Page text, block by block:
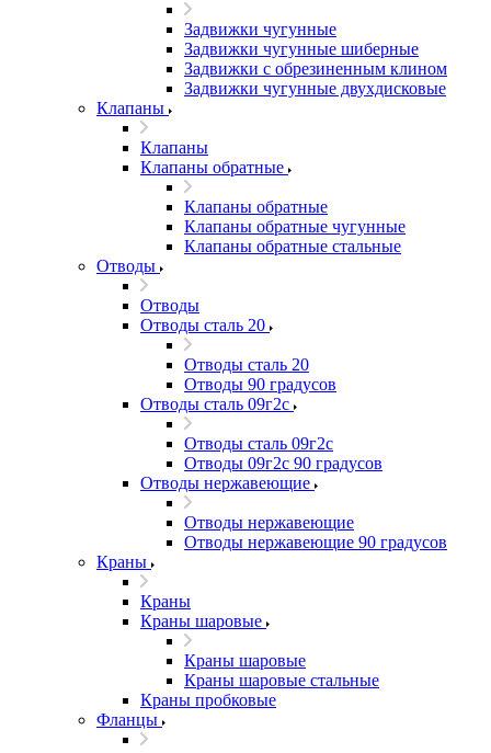
Задвижки чугунные
Задвижки чугунные шиберные
Задвижки с обрезиненным клином
Задвижки чугунные двухдисковые
Клапаны
Клапаны
Клапаны обратные
Клапаны обратные
Клапаны обратные чугунные
Клапаны обратные стальные
Отводы
Отводы
Отводы сталь 20
Отводы сталь 20
Отводы 90 градусов
Отводы сталь 09г2с
Отводы сталь 09г2с
Отводы 09г2с 90 градусов
Отводы нержавеющие
Отводы нержавеющие
Отводы нержавеющие 90 градусов
Краны
Краны
Краны шаровые
Краны шаровые
Краны шаровые стальные
Краны пробковые
Фланцы